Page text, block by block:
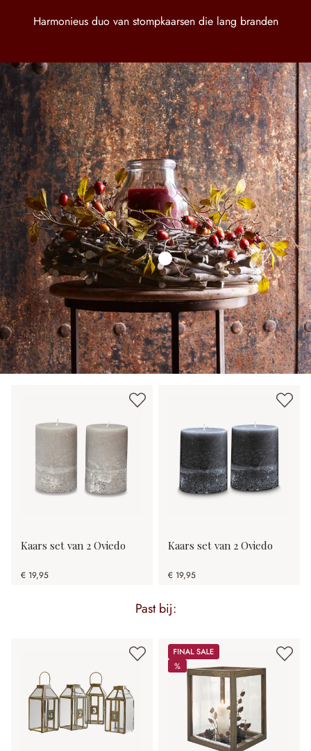
Harmonieus duo van stompkaarsen die lang branden
Kaars set van 2 Oviedo
€ 19,95
Kaars set van 2 Oviedo
€ 19,95
Past bij:
Sale
%
%